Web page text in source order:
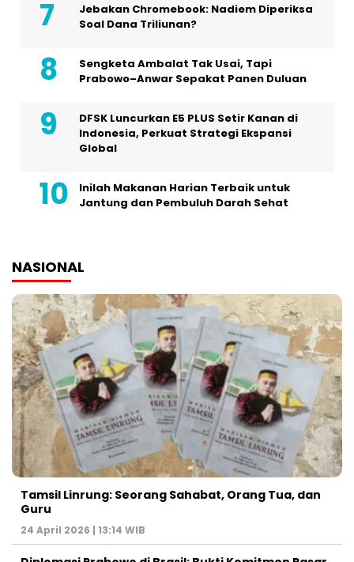
Jebakan Chromebook: Nadiem Diperiksa
Soal Dana Triliunan?
Sengketa Ambalat Tak Usai, Tapi
Prabowo–Anwar Sepakat Panen Duluan
DFSK Luncurkan E5 PLUS Setir Kanan di
Indonesia, Perkuat Strategi Ekspansi
Global
Inilah Makanan Harian Terbaik untuk
Jantung dan Pembuluh Darah Sehat
NASIONAL
Tamsil Linrung: Seorang Sahabat, Orang Tua, dan
Guru
24 April 2026 | 13:14 WIB